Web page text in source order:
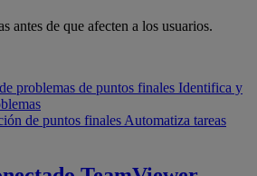
antes de que afecten a los usuarios.
problemas de puntos finales Identifica y
de puntos finales Automatiza tareas